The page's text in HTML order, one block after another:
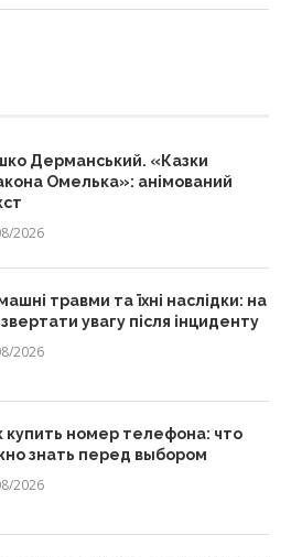
Дерманський. «Казки
Омелька»: анімований
2026
травми та їхні наслідки: на
увагу після інциденту
2026
купить номер телефона: что
знать перед выбором
2026